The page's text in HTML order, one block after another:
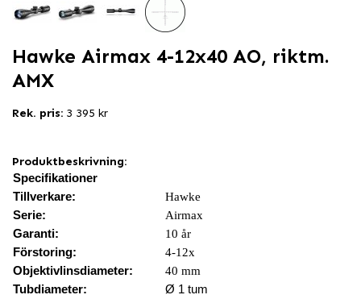
Hawke Airmax 4-12x40 AO, riktm.
AMX
Rek. pris: 3 395 kr
Produktbeskrivning:
Specifikationer
Tillverkare:
Hawke
Serie:
Airmax
Garanti:
10 år
Förstoring:
4-12x
Objektivlinsdiameter:
40 mm
Tubdiameter:
Ø 1 tum